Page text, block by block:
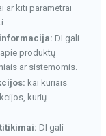
ar kiti parametrai
DI gali
produktų
ar sistemomis.
kai kuriais
kurių
DI gali